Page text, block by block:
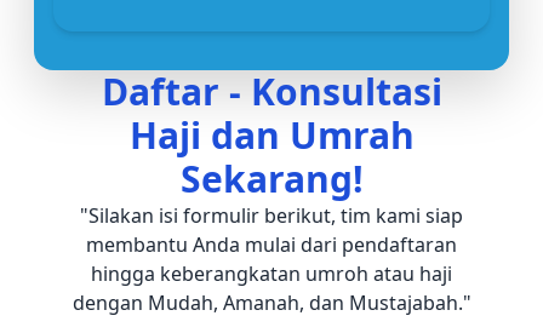
Daftar - Konsultasi
Haji dan Umrah
Sekarang!
"Silakan isi formulir berikut, tim kami siap
membantu Anda mulai dari pendaftaran
hingga keberangkatan umroh atau haji
dengan Mudah, Amanah, dan Mustajabah."